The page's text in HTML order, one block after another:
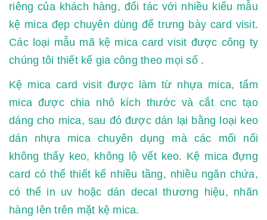
riêng của khách hàng, đối tác với nhiều kiểu mẫu
kệ mica đẹp chuyên dùng để trưng bày card visit.
Các loại mẫu mã kệ mica card visit được công ty
chúng tôi thiết kế gia công theo mọi số .
Kệ mica card visit được làm từ nhựa mica, tấm
mica được chia nhỏ kích thước và cắt cnc tạo
dáng cho mica, sau đó được dán lại bằng loại keo
dán nhựa mica chuyên dụng mà các mối nối
không thấy keo, không lộ vết keo. Kệ mica đựng
card có thể thiết kế nhiều tầng, nhiều ngăn chứa,
có thể in uv hoặc dán decal thương hiệu, nhãn
hàng lên trên mặt kệ mica.